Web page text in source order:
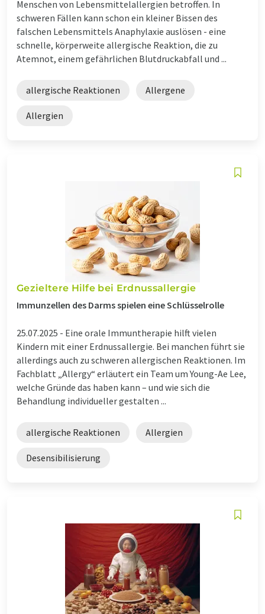
Menschen von Lebensmittelallergien betroffen. In
schweren Fällen kann schon ein kleiner Bissen des
falschen Lebensmittels Anaphylaxie auslösen - eine
schnelle, körperweite allergische Reaktion, die zu
Atemnot, einem gefährlichen Blutdruckabfall und ...
allergische Reaktionen Allergene
Allergien
Gezieltere Hilfe bei Erdnussallergie
Immunzellen des Darms spielen eine Schlüsselrolle
25.07.2025 - Eine orale Immuntherapie hilft vielen
Kindern mit einer Erdnussallergie. Bei manchen führt sie
allerdings auch zu schweren allergischen Reaktionen. Im
Fachblatt „Allergy“ erläutert ein Team um Young-Ae Lee,
welche Gründe das haben kann – und wie sich die
Behandlung individueller gestalten ...
allergische Reaktionen Allergien
Desensibilisierung